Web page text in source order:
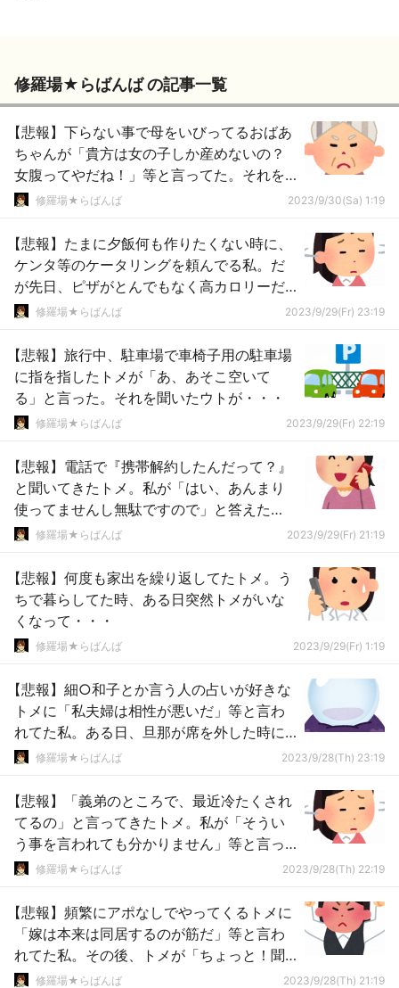
修羅場★らばんば の記事一覧
【悲報】下らない事で母をいびってるおばあ
ちゃんが「貴方は女の子しか産めないの？
女腹ってやだね！」等と言ってた。それを
聞いた私は・・・
修羅場★らばんば 2023/9/30(Sa) 1:19
【悲報】たまに夕飯何も作りたくない時に、
ケンタ等のケータリングを頼んでる私。だ
が先日、ピザがとんでもなく高カロリーだ
と知った私は・・
修羅場★らばんば 2023/9/29(Fr) 23:19
【悲報】旅行中、駐車場で車椅子用の駐車場
に指を指したトメが「あ、あそこ空いて
る」と言った。それを聞いたウトが・・・
修羅場★らばんば 2023/9/29(Fr) 22:19
【悲報】電話で『携帯解約したんだって？』
と聞いてきたトメ。私が「はい、あんまり
使ってませんし無駄ですので」と答えた
ら・・・
修羅場★らばんば 2023/9/29(Fr) 21:19
【悲報】何度も家出を繰り返してたトメ。う
ちで暮らしてた時、ある日突然トメがいな
くなって・・・
修羅場★らばんば 2023/9/29(Fr) 1:19
【悲報】細○和子とか言う人の占いが好きな
トメに「私夫婦は相性が悪いだ」等と言わ
れてた私。ある日、旦那が席を外した時に
トメが同じ事を言い出して・・・
修羅場★らばんば 2023/9/28(Th) 23:19
【悲報】「義弟のところで、最近冷たくされ
てるの」と言ってきたトメ。私が「そうい
う事を言われても分かりません」等と言っ
たら・・・
修羅場★らばんば 2023/9/28(Th) 22:19
【悲報】頻繁にアポなしでやってくるトメに
「嫁は本来は同居するのが筋だ」等と言わ
れてた私。その後、トメが「ちょっと！聞
いてんの！」と言ってきて・・
修羅場★らばんば 2023/9/28(Th) 21:19